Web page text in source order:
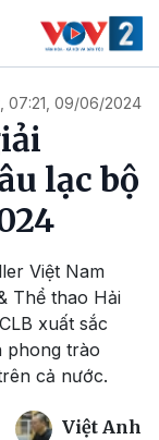
07:21, 09/06/2024
lạc bộ
Việt Nam
Thể thao Hải
xuất sắc
phong trào
cả nước.
Việt Anh